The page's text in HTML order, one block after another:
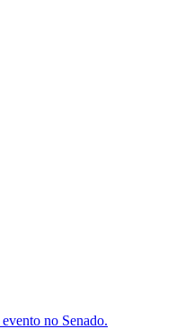
no Senado.